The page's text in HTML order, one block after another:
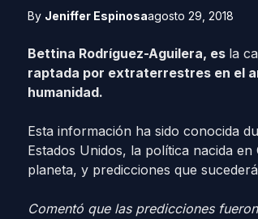
By Jeniffer Espinosaagosto 29, 2018
Bettina Rodríguez-Aguilera, es la
raptada por extraterrestres en el
humanidad.
Esta información ha sido conocida
Estados Unidos, la política nacida
planeta, y predicciones que
Comentó que las predicciones